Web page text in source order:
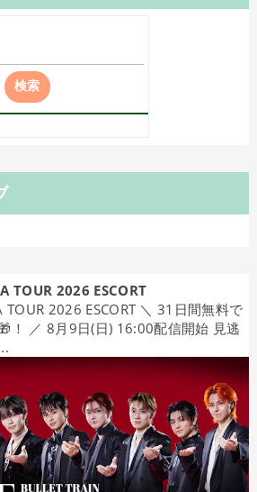
TOUR 2026 ESCORT
TOUR 2026 ESCORT ＼ 31日間無料で
！ ／ 8月9日(日) 16:00配信開始 見逃